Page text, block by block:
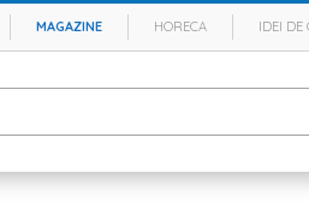
MAGAZINE HORECA IDEI DE